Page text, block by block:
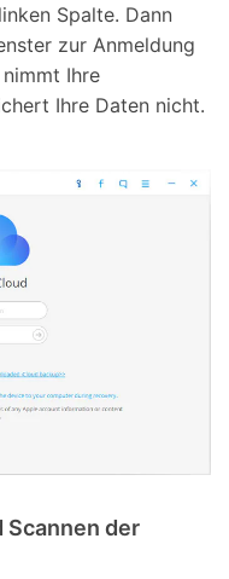
Spalte. Dann
zur Anmeldung
Ihre
Ihre Daten nicht.
Scannen der